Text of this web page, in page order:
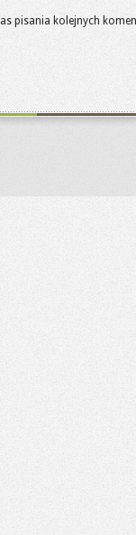
pisania kolejnych